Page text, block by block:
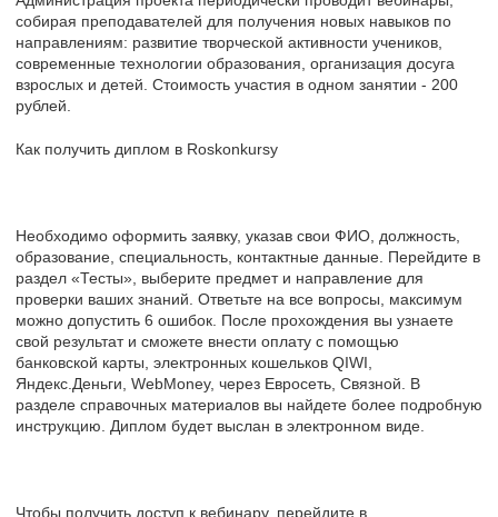
собирая преподавателей для получения новых навыков по
направлениям: развитие творческой активности учеников,
современные технологии образования, организация досуга
взрослых и детей. Стоимость участия в одном занятии - 200
рублей.
Как получить диплом в Roskonkursy
Необходимо оформить заявку, указав свои ФИО, должность,
образование, специальность, контактные данные. Перейдите в
раздел «Тесты», выберите предмет и направление для
проверки ваших знаний. Ответьте на все вопросы, максимум
можно допустить 6 ошибок. После прохождения вы узнаете
свой результат и сможете внести оплату с помощью
банковской карты, электронных кошельков QIWI,
Яндекс.Деньги, WebMoney, через Евросеть, Связной. В
разделе справочных материалов вы найдете более подробную
инструкцию. Диплом будет выслан в электронном виде.
Чтобы получить доступ к вебинару, перейдите в